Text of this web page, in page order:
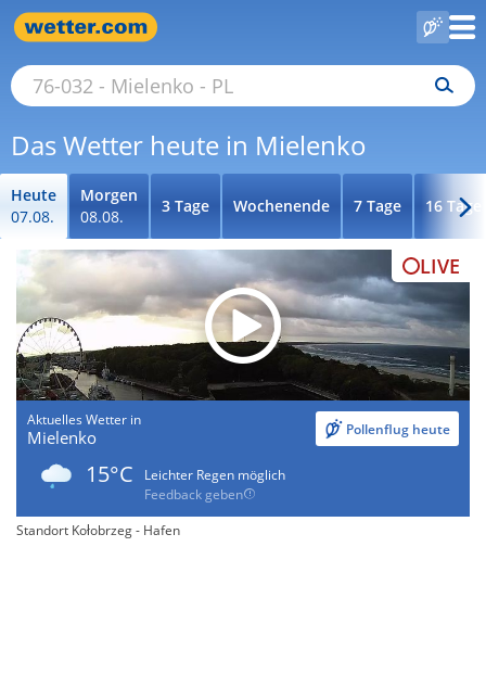
Das Wetter heute in Mielenko
Heute
07.08.
Morgen
08.08.
3 Tage Wochenende 7 Tage 16 Tage
LIVE
Aktuelles Wetter in
Mielenko Pollenflug heute
15°C
Leichter Regen möglich
Feedback geben
Standort Kołobrzeg - Hafen